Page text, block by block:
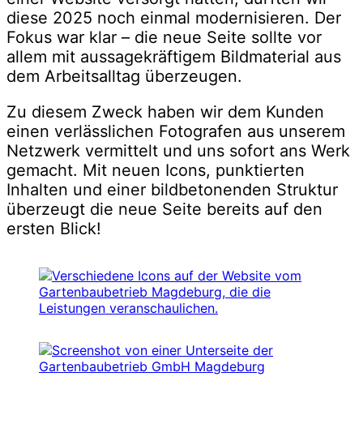
diese 2025 noch einmal modernisieren. Der
Fokus war klar – die neue Seite sollte vor
allem mit aussagekräftigem Bildmaterial aus
dem Arbeitsalltag überzeugen.
Zu diesem Zweck haben wir dem Kunden
einen verlässlichen Fotografen aus unserem
Netzwerk vermittelt und uns sofort ans Werk
gemacht. Mit neuen Icons, punktierten
Inhalten und einer bildbetonenden Struktur
überzeugt die neue Seite bereits auf den
ersten Blick!